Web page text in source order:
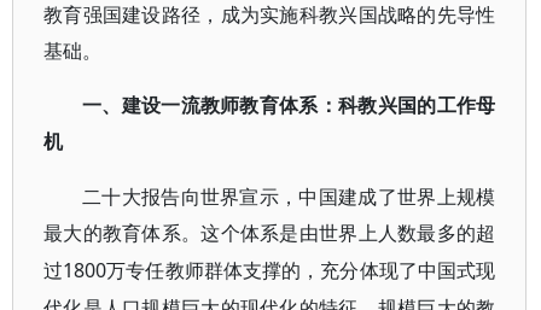
教育强国建设路径，成为实施科教兴国战略的先导性
基础。
一、建设一流教师教育体系：科教兴国的工作母
机
二十大报告向世界宣示，中国建成了世界上规模
最大的教育体系。这个体系是由世界上人数最多的超
过1800万专任教师群体支撑的，充分体现了中国式现